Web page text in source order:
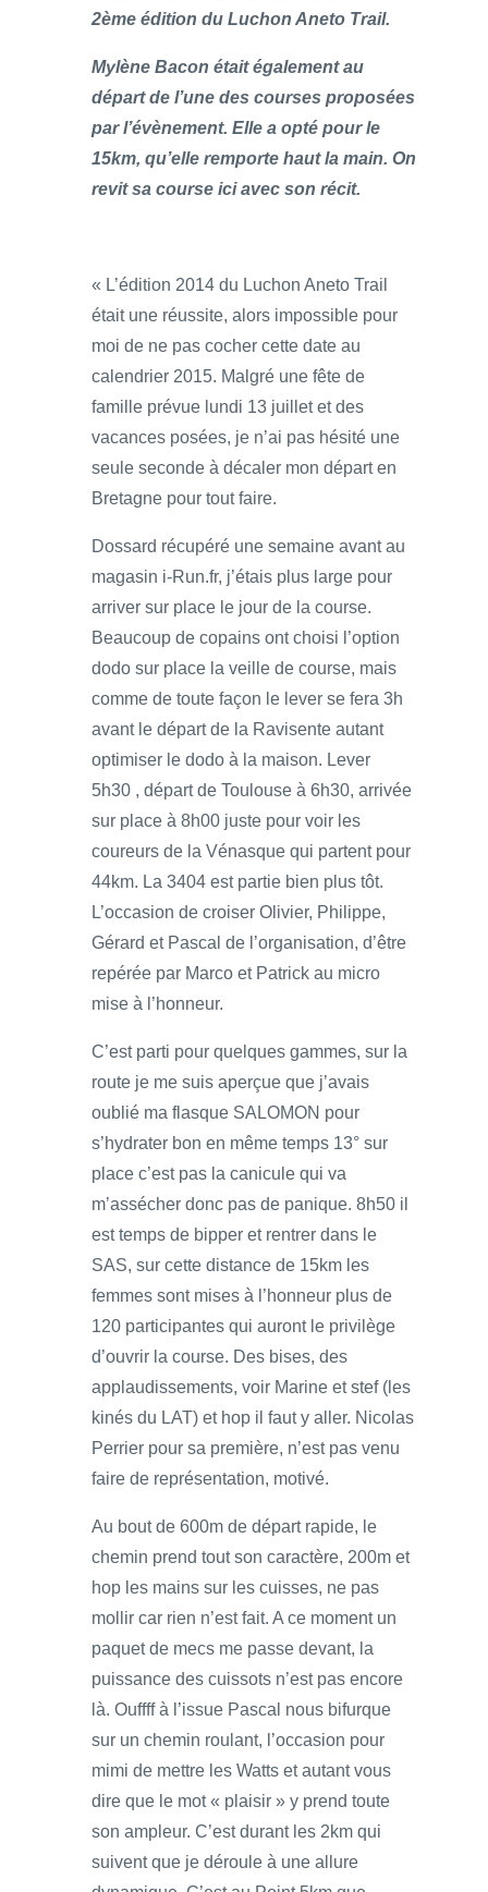
2ème édition du Luchon Aneto Trail.
Mylène Bacon était également au
départ de l’une des courses proposées
par l’évènement. Elle a opté pour le
15km, qu’elle remporte haut la main. On
revit sa course ici avec son récit.
« L’édition 2014 du Luchon Aneto Trail
était une réussite, alors impossible pour
moi de ne pas cocher cette date au
calendrier 2015. Malgré une fête de
famille prévue lundi 13 juillet et des
vacances posées, je n’ai pas hésité une
seule seconde à décaler mon départ en
Bretagne pour tout faire.
Dossard récupéré une semaine avant au
magasin i-Run.fr, j’étais plus large pour
arriver sur place le jour de la course.
Beaucoup de copains ont choisi l’option
dodo sur place la veille de course, mais
comme de toute façon le lever se fera 3h
avant le départ de la Ravisente autant
optimiser le dodo à la maison. Lever
5h30 , départ de Toulouse à 6h30, arrivée
sur place à 8h00 juste pour voir les
coureurs de la Vénasque qui partent pour
44km. La 3404 est partie bien plus tôt.
L’occasion de croiser Olivier, Philippe,
Gérard et Pascal de l’organisation, d’être
repérée par Marco et Patrick au micro
mise à l’honneur.
C’est parti pour quelques gammes, sur la
route je me suis aperçue que j’avais
oublié ma flasque SALOMON pour
s’hydrater bon en même temps 13° sur
place c’est pas la canicule qui va
m’assécher donc pas de panique. 8h50 il
est temps de bipper et rentrer dans le
SAS, sur cette distance de 15km les
femmes sont mises à l’honneur plus de
120 participantes qui auront le privilège
d’ouvrir la course. Des bises, des
applaudissements, voir Marine et stef (les
kinés du LAT) et hop il faut y aller. Nicolas
Perrier pour sa première, n’est pas venu
faire de représentation, motivé.
Au bout de 600m de départ rapide, le
chemin prend tout son caractère, 200m et
hop les mains sur les cuisses, ne pas
mollir car rien n’est fait. A ce moment un
paquet de mecs me passe devant, la
puissance des cuissots n’est pas encore
là. Ouffff à l’issue Pascal nous bifurque
sur un chemin roulant, l’occasion pour
mimi de mettre les Watts et autant vous
dire que le mot « plaisir » y prend toute
son ampleur. C’est durant les 2km qui
suivent que je déroule à une allure